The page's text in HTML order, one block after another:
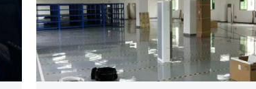
查看更多